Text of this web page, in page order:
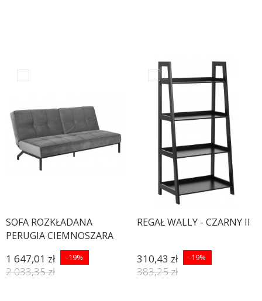
SOFA ROZKŁADANA
PERUGIA CIEMNOSZARA
1 647,01 zł -19%
2 033,35 zł
REGAŁ WALLY - CZARNY II
310,43 zł -19%
383,25 zł